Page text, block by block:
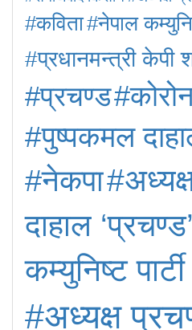
#कविता#नेपाल
#प्रधानमन्त्री केपी
#प्रचण्ड
#पुष्पकमल
#नेकपा
दाहाल ‘प्रचण्ड’
कम्युनिष्ट
#अध्यक्ष